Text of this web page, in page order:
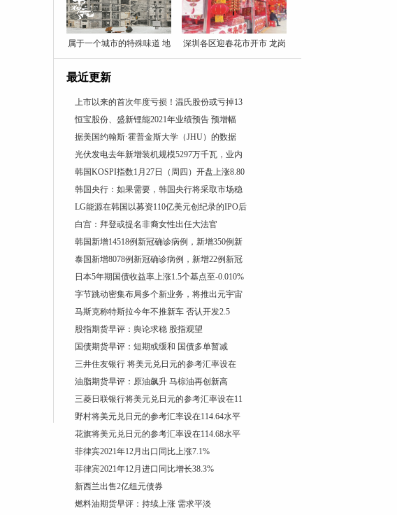
属于一个城市的特殊味道 地 深圳各区迎春花市开市 龙岗
最近更新
上市以来的首次年度亏损！温氏股份或亏掉13
恒宝股份、盛新锂能2021年业绩预告 预增幅
据美国约翰斯·霍普金斯大学（JHU）的数据
光伏发电去年新增装机规模5297万千瓦，业内
韩国KOSPI指数1月27日（周四）开盘上涨8.80
韩国央行：如果需要，韩国央行将采取市场稳
LG能源在韩国以募资110亿美元创纪录的IPO后
白宫：拜登或提名非裔女性出任大法官
韩国新增14518例新冠确诊病例，新增350例新
泰国新增8078例新冠确诊病例，新增22例新冠
日本5年期国债收益率上涨1.5个基点至-0.010%
字节跳动密集布局多个新业务，将推出元宇宙
马斯克称特斯拉今年不推新车 否认开发2.5
股指期货早评：舆论求稳 股指观望
国债期货早评：短期或缓和 国债多单暂减
三井住友银行 将美元兑日元的参考汇率设在
油脂期货早评：原油飙升 马棕油再创新高
三菱日联银行将美元兑日元的参考汇率设在11
野村将美元兑日元的参考汇率设在114.64水平
花旗将美元兑日元的参考汇率设在114.68水平
菲律宾2021年12月出口同比上涨7.1%
菲律宾2021年12月进口同比增长38.3%
新西兰出售2亿纽元债券
燃料油期货早评：持续上涨 需求平淡